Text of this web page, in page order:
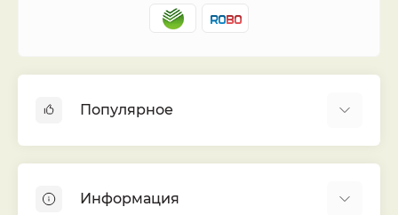
Популярное
Монеты
Информация